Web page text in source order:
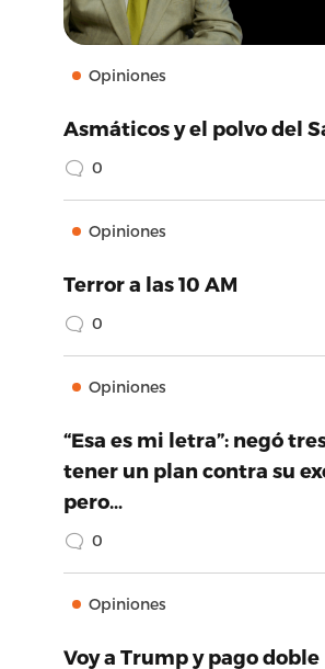
Opiniones
Asmáticos y el polvo del
0
Opiniones
Terror a las 10 AM
0
Opiniones
“Esa es mi letra”: negó
tener un plan contra su
pero…
0
Opiniones
Voy a Trump y pago doble